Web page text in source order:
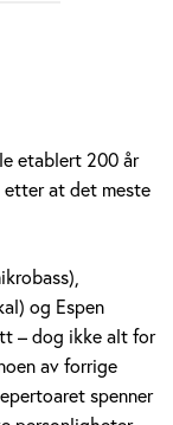
etablert 200 år
at det meste
og Espen
– dog ikke alt for
av forrige
spenner